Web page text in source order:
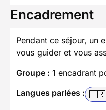
Encadrement
Pendant ce séjour, un
vous guider et vous
Groupe : 1 encadrant
Langues parlées : 🇫🇷